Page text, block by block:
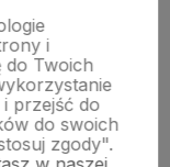
i
do Twoich
przejść do
do swoich
zgody".